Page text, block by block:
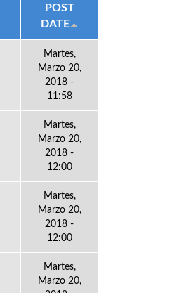
POST
DATE
Martes,
Marzo 20,
2018 -
11:58
Martes,
Marzo 20,
2018 -
12:00
Martes,
Marzo 20,
2018 -
12:00
Martes,
Marzo 20,